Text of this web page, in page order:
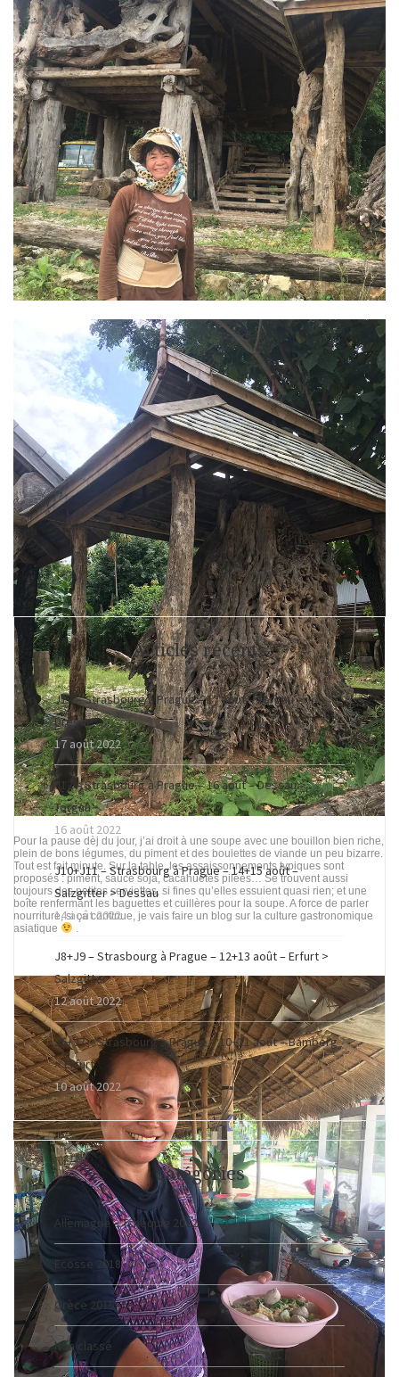
Pour la pause dèj du jour, j’ai droit à une soupe avec une bouillon bien riche,
plein de bons légumes, du piment et des boulettes de viande un peu bizarre.
Tout est fait minute. Sur la table, les assaissonnements typiques sont
proposés : piment, sauce soja, cacahuètes pilées… Se trouvent aussi
toujours des petites serviettes, si fines qu’elles essuient quasi rien; et une
boîte renfermant les baguettes et cuillères pour la soupe. A force de parler
nourriture, si ça continue, je vais faire un blog sur la culture gastronomique
asiatique
.
Articles récents
J13 – Strasbourg à Prague – 17 août – Torgau >
Dresde
17 août 2022
J12 – Strasbourg à Prague – 16 août – Dessau >
Torgau
16 août 2022
J10+J11 – Strasbourg à Prague – 14+15 août –
Salzgitter > Dessau
14 août 2022
J8+J9 – Strasbourg à Prague – 12+13 août – Erfurt >
Salzgitter
12 août 2022
J6+J7 – Strasbourg à Prague – 10+11 août – Bamberg
> Erfurt
10 août 2022
Catégories
Allemagne – Tchéquie 2022
Ecosse 2018
Grèce 2015
Non classé